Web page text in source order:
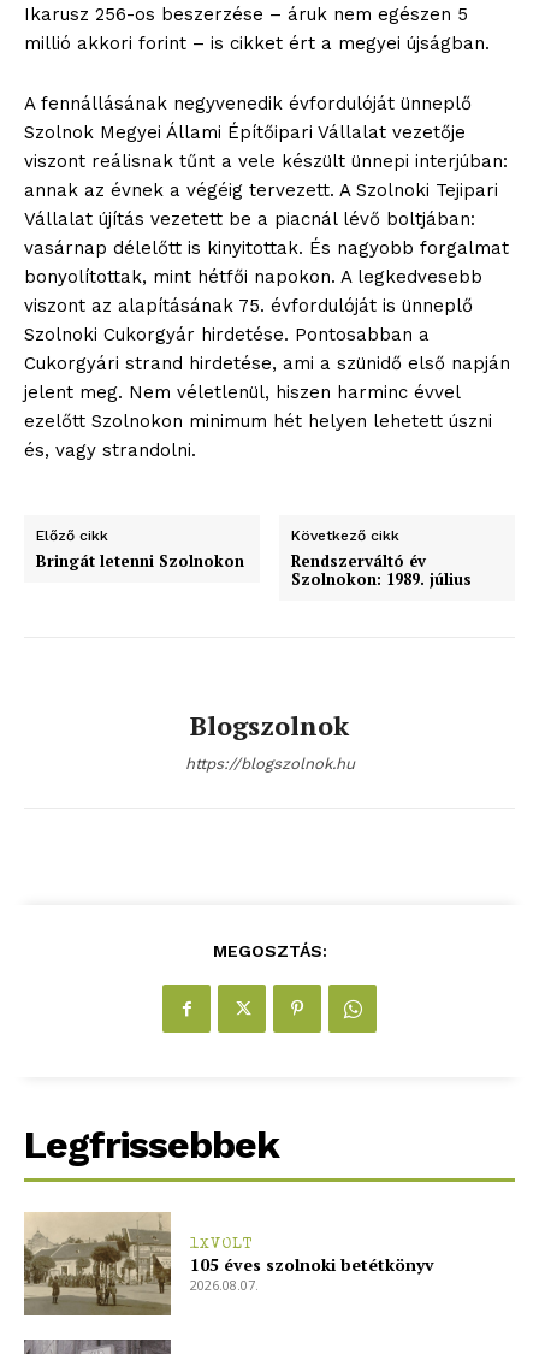
szubjektív élményportál
ELŐFIZETÉS
Hasznos
Adatkezelési tájékoztató
Ikarusz 256-os beszerzése – áruk nem egészen 5
millió akkori forint – is cikket ért a megyei újságban.
A fennállásának negyvenedik évfordulóját ünneplő
Szolnok Megyei Állami Építőipari Vállalat vezetője
viszont reálisnak tűnt a vele készült ünnepi interjúban:
annak az évnek a végéig tervezett. A Szolnoki Tejipari
Vállalat újítás vezetett be a piacnál lévő boltjában:
vasárnap délelőtt is kinyitottak. És nagyobb forgalmat
bonyolítottak, mint hétfői napokon. A legkedvesebb
viszont az alapításának 75. évfordulóját is ünneplő
Szolnoki Cukorgyár hirdetése. Pontosabban a
Cukorgyári strand hirdetése, ami a szünidő első napján
jelent meg. Nem véletlenül, hiszen harminc évvel
ezelőtt Szolnokon minimum hét helyen lehetett úszni
és, vagy strandolni.
Előző cikk
Bringát letenni Szolnokon
Következő cikk
Rendszerváltó év
Szolnokon: 1989. július
Blogszolnok
https://blogszolnok.hu
MEGOSZTÁS:
Legfrissebbek
1XVOLT
105 éves szolnoki betétkönyv
2026.08.07.